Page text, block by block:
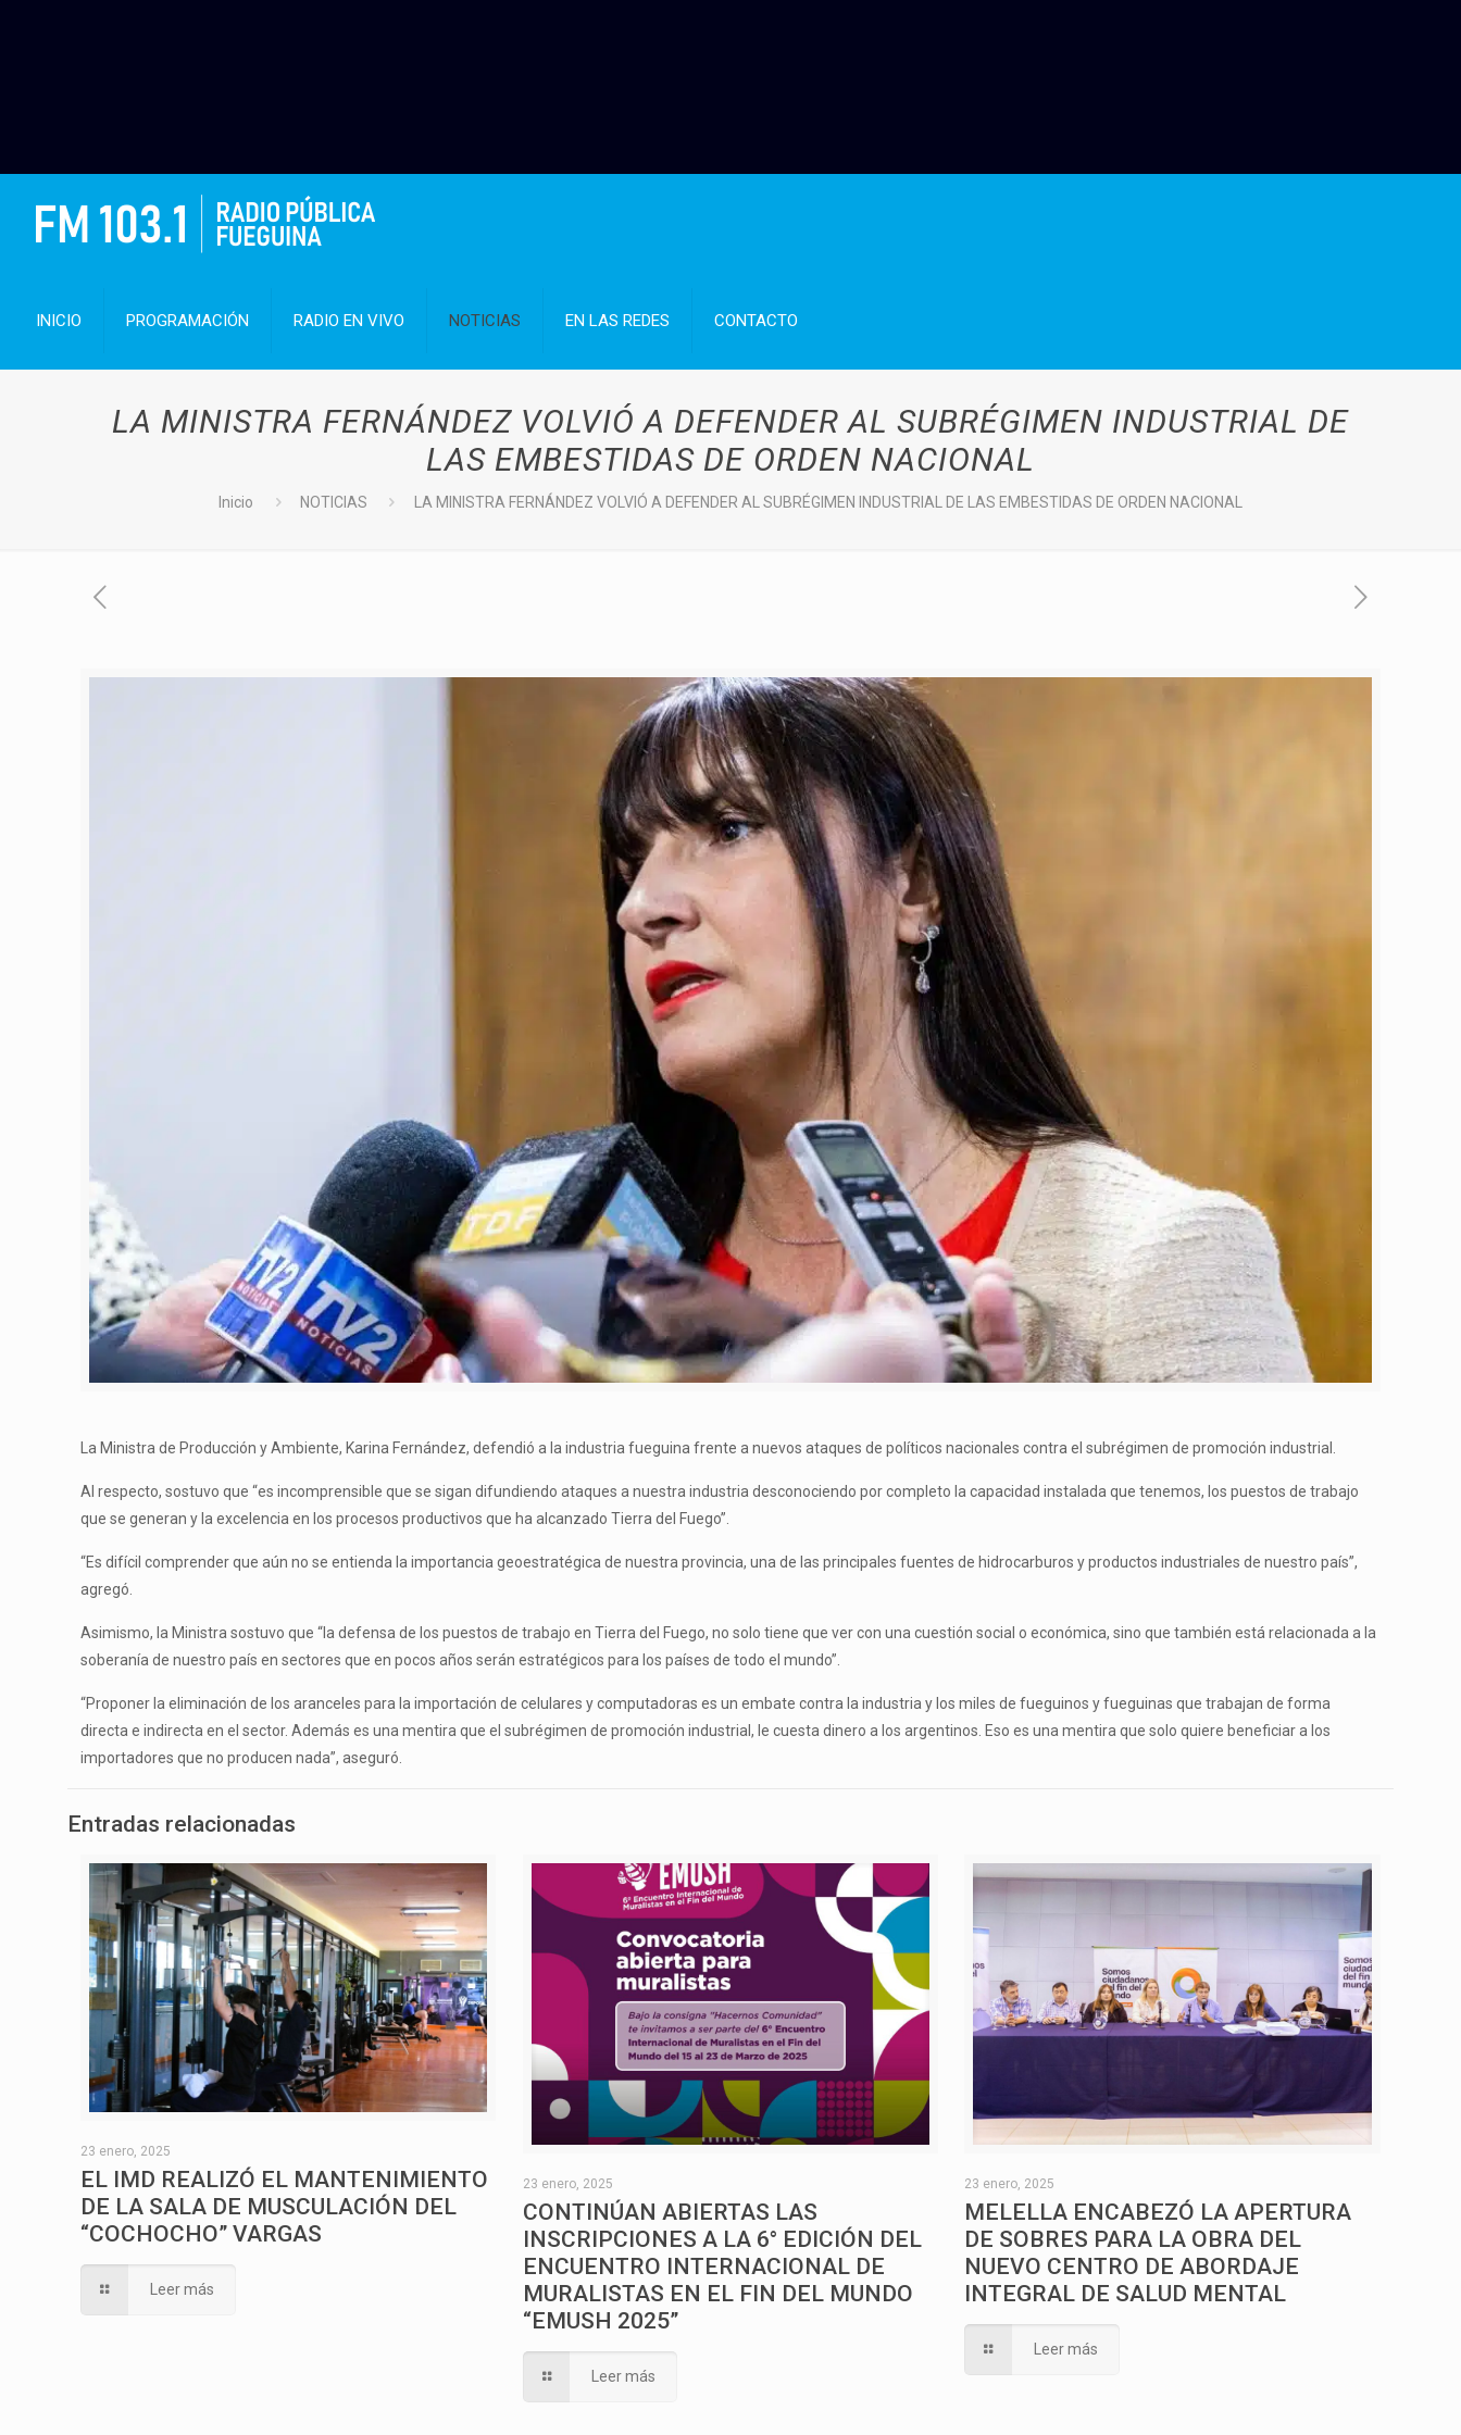
INICIO PROGRAMACIÓN RADIO EN VIVO NOTICIAS EN LAS REDES CONTACTO
LA MINISTRA FERNÁNDEZ VOLVIÓ A DEFENDER AL SUBRÉGIMEN INDUSTRIAL DE
LAS EMBESTIDAS DE ORDEN NACIONAL
Inicio NOTICIAS LA MINISTRA FERNÁNDEZ VOLVIÓ A DEFENDER AL SUBRÉGIMEN INDUSTRIAL DE LAS EMBESTIDAS DE ORDEN NACIONAL
La Ministra de Producción y Ambiente, Karina Fernández, defendió a la industria fueguina frente a nuevos ataques de políticos nacionales contra el subrégimen de promoción industrial.
Al respecto, sostuvo que “es incomprensible que se sigan difundiendo ataques a nuestra industria desconociendo por completo la capacidad instalada que tenemos, los puestos de trabajo
que se generan y la excelencia en los procesos productivos que ha alcanzado Tierra del Fuego”.
“Es difícil comprender que aún no se entienda la importancia geoestratégica de nuestra provincia, una de las principales fuentes de hidrocarburos y productos industriales de nuestro país”,
agregó.
Asimismo, la Ministra sostuvo que “la defensa de los puestos de trabajo en Tierra del Fuego, no solo tiene que ver con una cuestión social o económica, sino que también está relacionada a la
soberanía de nuestro país en sectores que en pocos años serán estratégicos para los países de todo el mundo”.
“Proponer la eliminación de los aranceles para la importación de celulares y computadoras es un embate contra la industria y los miles de fueguinos y fueguinas que trabajan de forma
directa e indirecta en el sector. Además es una mentira que el subrégimen de promoción industrial, le cuesta dinero a los argentinos. Eso es una mentira que solo quiere beneficiar a los
importadores que no producen nada”, aseguró.
Entradas relacionadas
23 enero, 2025
EL IMD REALIZÓ EL MANTENIMIENTO
DE LA SALA DE MUSCULACIÓN DEL
“COCHOCHO” VARGAS
Leer más
23 enero, 2025
CONTINÚAN ABIERTAS LAS
INSCRIPCIONES A LA 6° EDICIÓN DEL
ENCUENTRO INTERNACIONAL DE
MURALISTAS EN EL FIN DEL MUNDO
“EMUSH 2025”
Leer más
23 enero, 2025
MELELLA ENCABEZÓ LA APERTURA
DE SOBRES PARA LA OBRA DEL
NUEVO CENTRO DE ABORDAJE
INTEGRAL DE SALUD MENTAL
Leer más